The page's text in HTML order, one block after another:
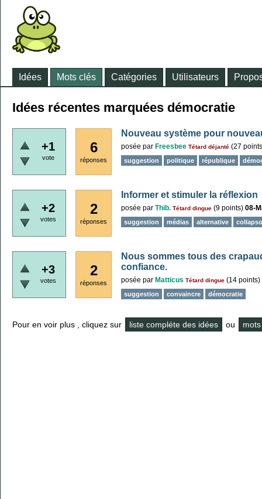
Idées Mots clés Catégories Utilisateurs
Idées récentes marquées démocratie
+1
vote
6
réponses
Nouveau système pour
posée par Freesbee Tétard déjanté (27
suggestion politique république
+2
votes
2
réponses
Informer et stimuler la réflexion
posée par Thib. Tétard dingue (9 points) 08-
suggestion médias alternative
+3
votes
2
réponses
Nous sommes tous des
confiance.
posée par Matticus Tétard dingue (14 points)
suggestion convaincre démocratie
Pour en voir plus , cliquez sur liste compléte des idées ou